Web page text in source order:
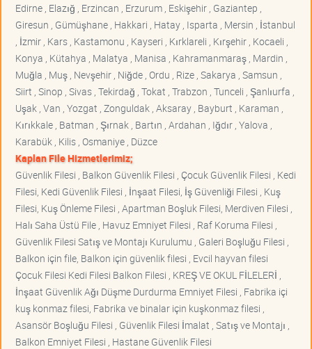
Edirne , Elazığ , Erzincan , Erzurum , Eskişehir , Gaziantep ,
Giresun , Gümüşhane , Hakkari , Hatay , Isparta , Mersin , İstanbul
, İzmir , Kars , Kastamonu , Kayseri , Kırklareli , Kırşehir , Kocaeli ,
Konya , Kütahya , Malatya , Manisa , Kahramanmaraş , Mardin ,
Muğla , Muş , Nevşehir , Niğde , Ordu , Rize , Sakarya , Samsun ,
Siirt , Sinop , Sivas , Tekirdağ , Tokat , Trabzon , Tunceli , Şanlıurfa ,
Uşak , Van , Yozgat , Zonguldak , Aksaray , Bayburt , Karaman ,
Kırıkkale , Batman , Şırnak , Bartın , Ardahan , Iğdır , Yalova ,
Karabük , Kilis , Osmaniye , Düzce
Kaplan File Hizmetlerimiz;
Güvenlik Filesi , Balkon Güvenlik Filesi , Çocuk Güvenlik Filesi , Kedi
Filesi, Kedi Güvenlik Filesi , İnşaat Filesi, İş Güvenliği Filesi , Kuş
Filesi, Kuş Önleme Filesi , Apartman Boşluk Filesi, Merdiven Filesi ,
Halı Saha Üstü File , Havuz Emniyet Filesi , Raf Koruma Filesi ,
Güvenlik Filesi Satış ve Montajı Kurulumu , Galeri Boşluğu Filesi ,
Balkon için file, Balkon için güvenlik filesi , Evcil hayvan filesi
Çocuk Filesi Kedi Filesi Balkon Filesi , KREŞ VE OKUL FİLELERİ ,
İnşaat Güvenlik Ağı Düşme Durdurma Emniyet Filesi , Fabrika içi
kuş konmaz filesi, Fabrika ve binalar için kuşkonmaz filesi ,
Asansör Boşluğu Filesi , Güvenlik Filesi İmalat , Satış ve Montajı ,
Balkon Emniyet Filesi , Hastane Güvenlik Filesi